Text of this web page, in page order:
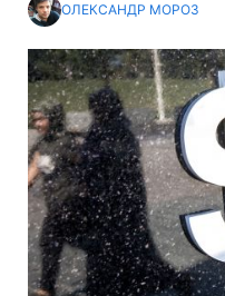
ОЛЕКСАНДР МОРОЗ